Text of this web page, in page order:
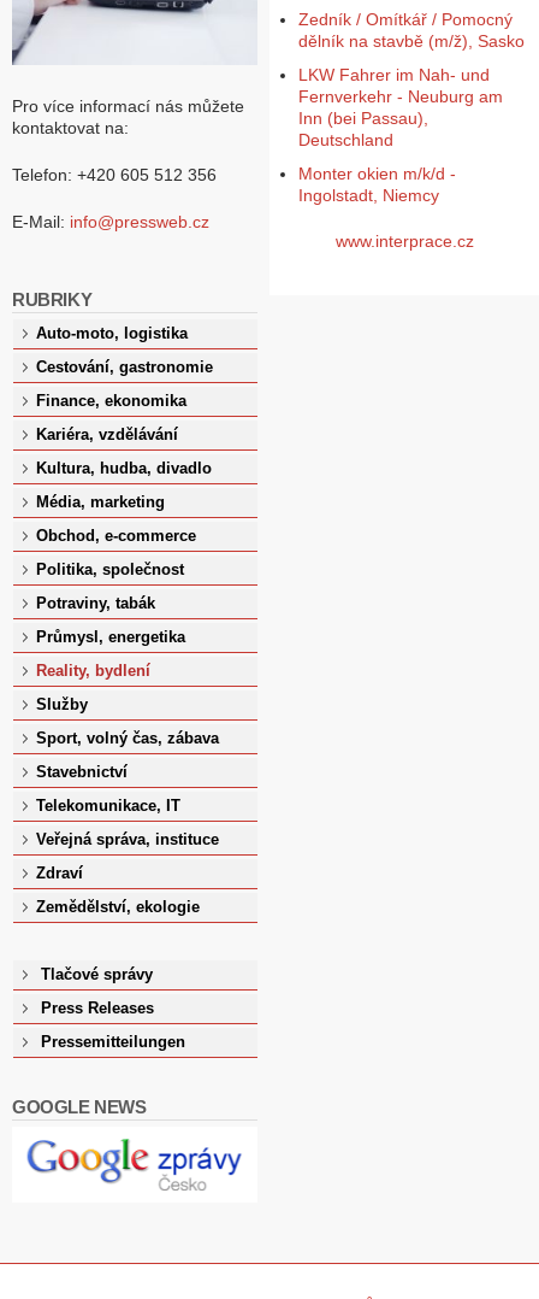
Pro více informací nás můžete
kontaktovat na:
Telefon: +420 605 512 356
E-Mail: info@pressweb.cz
RUBRIKY
Auto-moto, logistika
Cestování, gastronomie
Finance, ekonomika
Kariéra, vzdělávání
Kultura, hudba, divadlo
Média, marketing
Obchod, e-commerce
Politika, společnost
Potraviny, tabák
Průmysl, energetika
Reality, bydlení
Služby
Sport, volný čas, zábava
Stavebnictví
Telekomunikace, IT
Veřejná správa, instituce
Zdraví
Zemědělství, ekologie
Tlačové správy
Press Releases
Pressemitteilungen
GOOGLE NEWS
Zedník / Omítkář / Pomocný
dělník na stavbě (m/ž), Sasko
LKW Fahrer im Nah- und
Fernverkehr - Neuburg am
Inn (bei Passau),
Deutschland
Monter okien m/k/d -
Ingolstadt, Niemcy
www.interprace.cz